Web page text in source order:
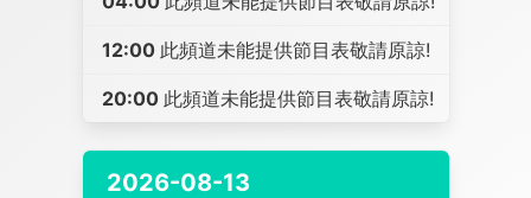
12:00 此頻道未能提供節目表敬請原諒!
20:00 此頻道未能提供節目表敬請原諒!
2026-08-13